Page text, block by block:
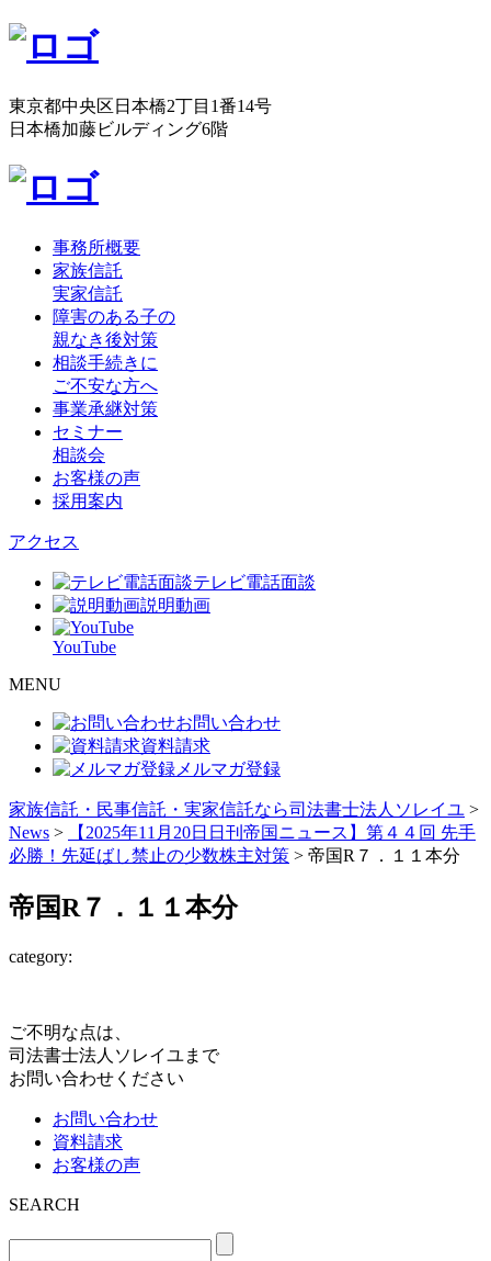
東京都中央区日本橋2丁目1番14号
日本橋加藤ビルディング6階
事務所概要
家族信託
実家信託
障害のある子の
親なき後対策
相談手続きに
ご不安な方へ
事業承継対策
セミナー
相談会
お客様の声
採用案内
アクセス
テレビ電話面談
説明動画
YouTube
MENU
お問い合わせ
資料請求
メルマガ登録
家族信託・民事信託・実家信託なら司法書士法人ソレイユ >
News >
【2025年11月20日日刊帝国ニュース】第４４回 先手
必勝！先延ばし禁止の少数株主対策 > 帝国R７．１１本分
帝国R７．１１本分
category:
ご不明な点は、
司法書士法人ソレイユまで
お問い合わせください
お問い合わせ
資料請求
お客様の声
SEARCH